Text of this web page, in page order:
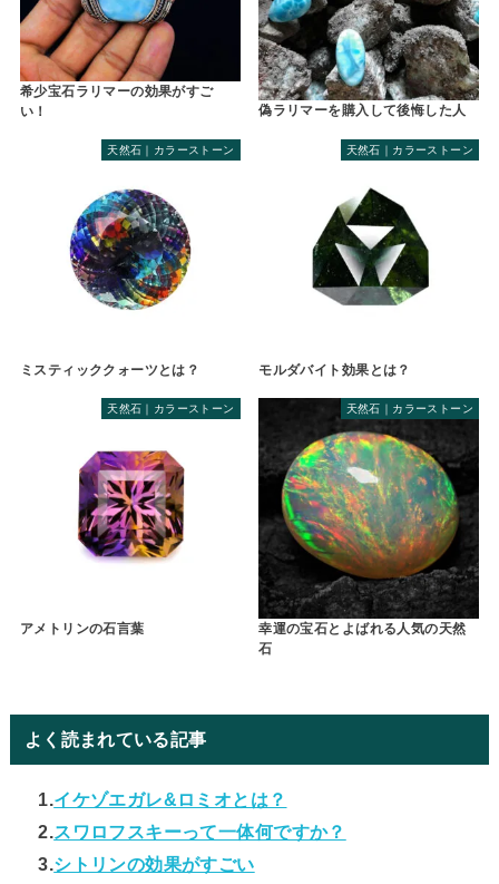
希少宝石ラリマーの効果がすご
い！
偽ラリマーを購入して後悔した人
天然石｜カラーストーン
ミスティッククォーツとは？
天然石｜カラーストーン
モルダバイト効果とは？
天然石｜カラーストーン
アメトリンの石言葉
天然石｜カラーストーン
幸運の宝石とよばれる人気の天然
石
よく読まれている記事
1. イケゾエガレ&ロミオとは？
2. スワロフスキーって一体何ですか？
3. シトリンの効果がすごい